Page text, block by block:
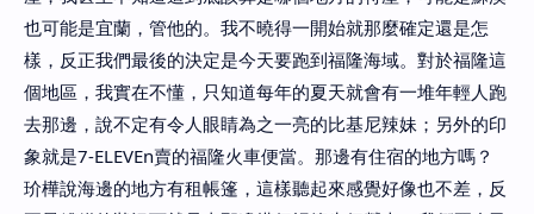
也可能是宜蘭，管他的。我不曉得一開始就那麼確定還是怎
樣，反正我們最後的決定是今天要跑到福隆海域。對於福隆這
個地區，我實在不懂，只知道每年的夏天就會有一堆年輕人跑
去那邊，說不定有令人眼睛為之一亮的比基尼辣妹；另外的印
象就是7-ELEVEn賣的福隆火車便當。那邊有住宿的地方嗎？
玠樺說海邊的地方有租帳篷，這樣聽起來感覺好像也不差，反